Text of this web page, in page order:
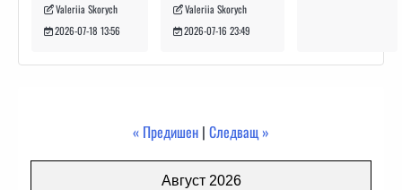
Valeriia Skorych
2026-07-18 13:56
Valeriia Skorych
2026-07-16 23:49
« Предишен | Следващ »
Август 2026